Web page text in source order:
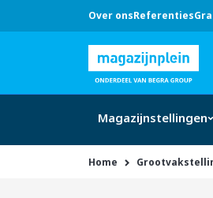
Over onsReferenties
Hulp
nodig?
Bel
0546 -
633 707
of klik
hier
Magazijnstellingen
Home